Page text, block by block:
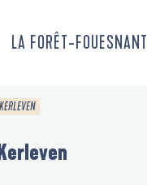
LA FORÊT-FOUESNANT